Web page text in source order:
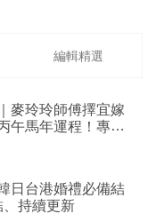
編輯精選
麥玲玲師傅擇宜嫁
午馬年運程！專業
南
日台港婚禮必備結
持續更新